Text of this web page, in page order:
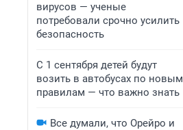
вирусов — ученые
потребовали срочно усилить
безопасность
С 1 сентября детей будут
возить в автобусах по новым
правилам — что важно знать
Все думали, что Орейро и